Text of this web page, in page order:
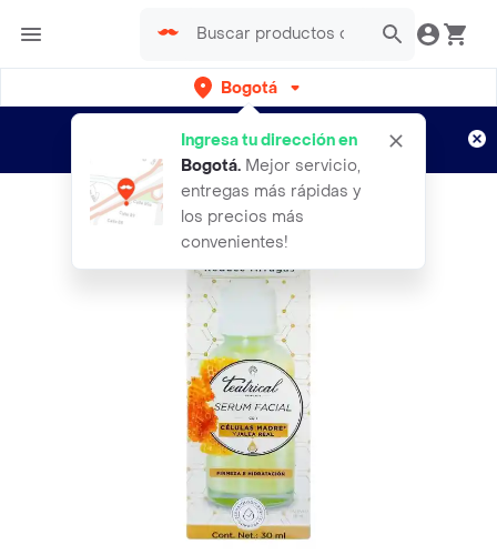
Bogotá
Ingresa tu dirección en
Bogotá. Mejor servicio,
entregas más rápidas y
los precios más
convenientes!
envíos gratis por semanas
Aplican TyC